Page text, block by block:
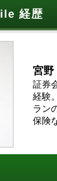
経歴
宮
証券
経験
ラン
保険